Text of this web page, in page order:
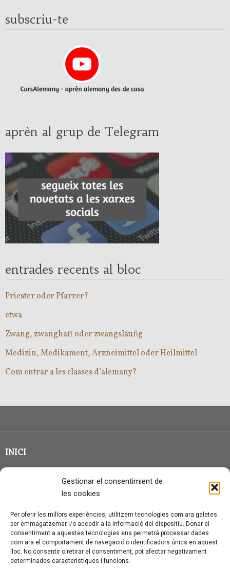
Gestionar el consentimient de
les cookies
Per oferir les millors experiències, utilitzem tecnologies com ara galetes
per emmagatzemar i/o accedir a la informació del dispositiu. Donar el
consentiment a aquestes tecnologies ens permetrà processar dades
com ara el comportament de navegació o identificadors únics en aquest
lloc. No consentir o retirar el consentiment, pot afectar negativament
determinades característiques i funcions.
subscriu-te
aprèn al grup de Telegram
entrades recents al bloc
Priester oder Pfarrer?
etwa
Zwang, zwanghaft oder zwangsläufig
Medizin, Medikament, Arzneimittel oder Heilmittel
Com entrar a les classes d’alemany?
INICI
CLASSE EN GRUP
QUI SOC?
CONTACTE
AVÍS LEGAL I PROTECCIÓ DE DADES